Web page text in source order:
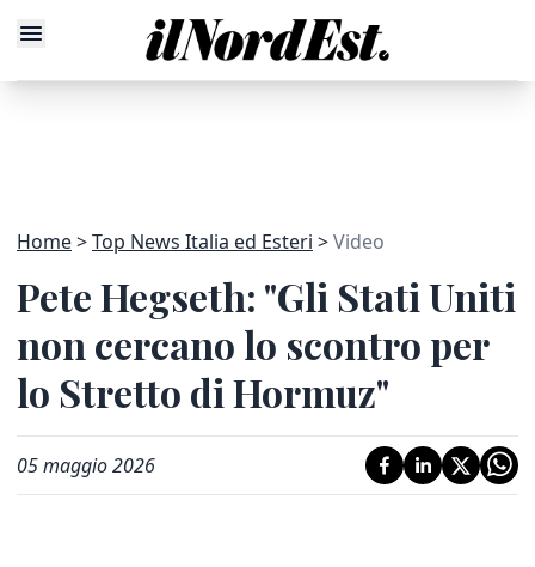
Home Top News Italia ed Esteri Video
Pete Hegseth: "Gli Stati Uniti
non cercano lo scontro per
lo Stretto di Hormuz"
05 maggio 2026